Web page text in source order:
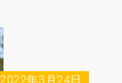
2022年3月24日